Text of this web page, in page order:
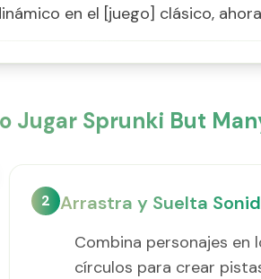
en el [juego] clásico,
Jugar Sprunki But
2 Arrastra y Suelta
Combina personajes en
círculos para crear